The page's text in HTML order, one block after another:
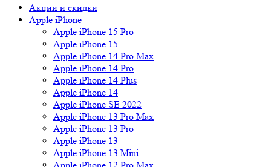
Акции и скидки
Apple iPhone
Apple iPhone 15 Pro
Apple iPhone 15
Apple iPhone 14 Pro Max
Apple iPhone 14 Pro
Apple iPhone 14 Plus
Apple iPhone 14
Apple iPhone SE 2022
Apple iPhone 13 Pro Max
Apple iPhone 13 Pro
Apple iPhone 13
Apple iPhone 13 Mini